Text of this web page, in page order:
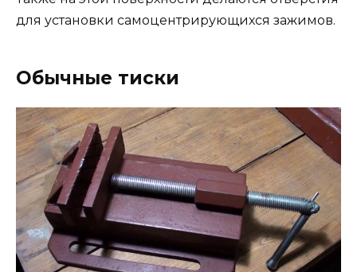
для установки самоцентрирующихся зажимов.
Обычные тиски